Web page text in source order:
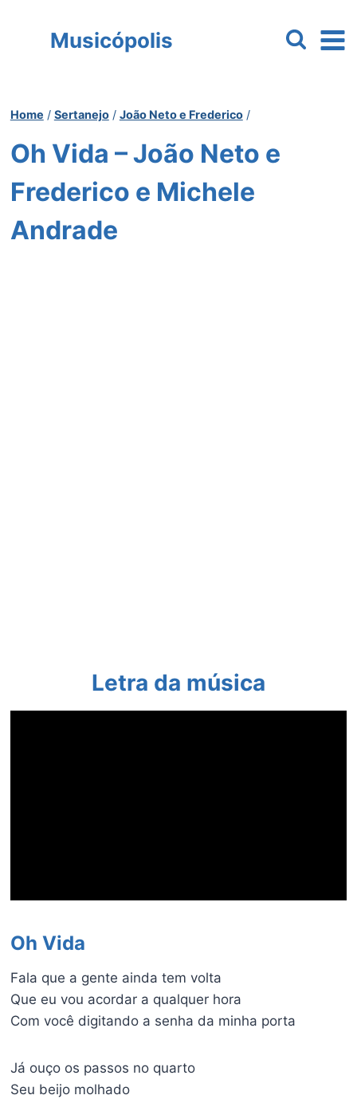
Musicópolis
Home / Sertanejo / João Neto e Frederico /
Oh Vida – João Neto e
Frederico e Michele
Andrade
Letra da música
Oh Vida
Fala que a gente ainda tem volta
Que eu vou acordar a qualquer hora
Com você digitando a senha da minha porta
Já ouço os passos no quarto
Seu beijo molhado